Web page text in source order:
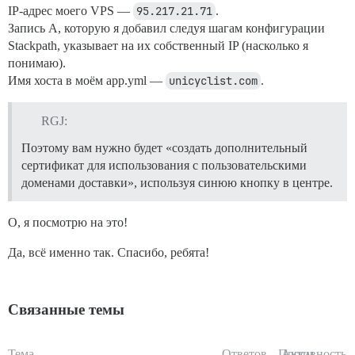
IP-адрес моего VPS — 95.217.21.71 .
Запись A, которую я добавил следуя шагам конфигурации
Stackpath, указывает на их собственный IP (насколько я
понимаю).
Имя хоста в моём app.yml — unicyclist.com .
RGJ:
Поэтому вам нужно будет «создать дополнительный
сертификат для использования с пользовательскими
доменами доставки», используя синюю кнопку в центре.
О, я посмотрю на это!
Да, всё именно так. Спасибо, ребята!
Связанные темы